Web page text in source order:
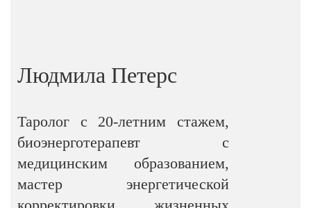
Людмила Петерс
Таролог с 20-летним стажем,
биоэнерготерапевт с
медицинским образованием,
мастер энергетической